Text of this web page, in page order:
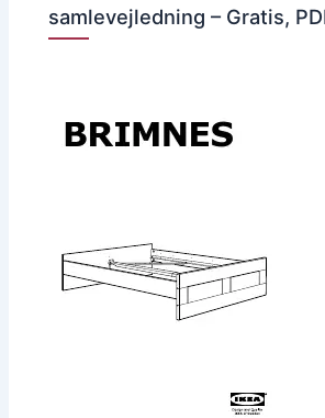
samlevejledning – Gratis,